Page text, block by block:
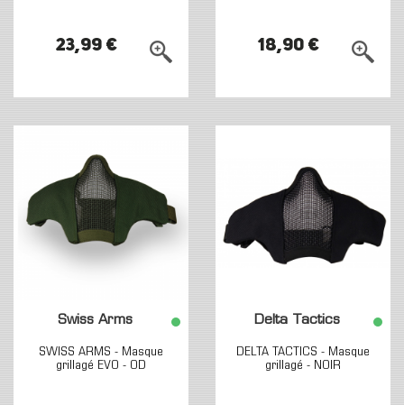
23,99 € 18,90 €
Swiss Arms
SWISS ARMS - Masque
grillagé EVO - OD
Delta Tactics
DELTA TACTICS - Masque
grillagé - NOIR